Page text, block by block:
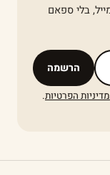
בלי ספאם
הרשמה
מדיניות הפרטיות.